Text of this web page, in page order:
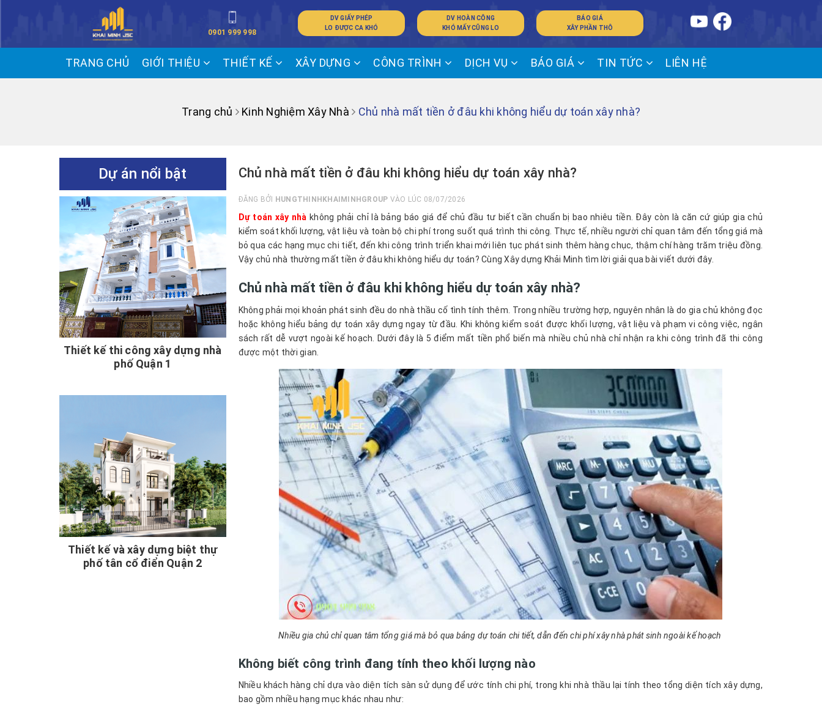
0901 999 998
DV GIẤY PHÉP
LO ĐƯỢC CA KHÓ
DV HOÀN CÔNG
KHÓ MẤY CŨNG LO
BÁO GIÁ
XÂY PHẦN THÔ
TRANG CHỦ GIỚI THIỆU THIẾT KẾ XÂY DỰNG CÔNG TRÌNH DỊCH VỤ BÁO GIÁ TIN TỨC LIÊN HỆ
Trang chủ Kinh Nghiệm Xây Nhà Chủ nhà mất tiền ở đâu khi không hiểu dự toán xây nhà?
Chủ nhà mất tiền ở đâu khi không hiểu dự toán xây nhà?
ĐĂNG BỞI HUNGTHINHKHAIMINHGROUP VÀO LÚC 08/07/2026
Dự toán xây nhà không phải chỉ là bảng báo giá để chủ đầu tư biết cần chuẩn bị bao nhiêu tiền. Đây còn là căn cứ giúp gia chủ
kiểm soát khối lượng, vật liệu và toàn bộ chi phí trong suốt quá trình thi công. Thực tế, nhiều người chỉ quan tâm đến tổng giá mà
bỏ qua các hạng mục chi tiết, đến khi công trình triển khai mới liên tục phát sinh thêm hàng chục, thậm chí hàng trăm triệu đồng.
Vậy chủ nhà thường mất tiền ở đâu khi không hiểu dự toán? Cùng Xây dựng Khải Minh tìm lời giải qua bài viết dưới đây.
Chủ nhà mất tiền ở đâu khi không hiểu dự toán xây nhà?
Không phải mọi khoản phát sinh đều do nhà thầu cố tình tính thêm. Trong nhiều trường hợp, nguyên nhân là do gia chủ không đọc
hoặc không hiểu bảng dự toán xây dựng ngay từ đầu. Khi không kiểm soát được khối lượng, vật liệu và phạm vi công việc, ngân
sách rất dễ vượt ngoài kế hoạch. Dưới đây là 5 điểm mất tiền phổ biến mà nhiều chủ nhà chỉ nhận ra khi công trình đã thi công
được một thời gian.
Nhiều gia chủ chỉ quan tâm tổng giá mà bỏ qua bảng dự toán chi tiết, dẫn đến chi phí xây nhà phát sinh ngoài kế hoạch
Không biết công trình đang tính theo khối lượng nào
Nhiều khách hàng chỉ dựa vào diện tích sàn sử dụng để ước tính chi phí, trong khi nhà thầu lại tính theo tổng diện tích xây dựng,
bao gồm nhiều hạng mục khác nhau như:
Dự án nổi bật
Thiết kế thi công xây dựng nhà
phố Quận 1
Thiết kế và xây dựng biệt thự
phố tân cổ điển Quận 2